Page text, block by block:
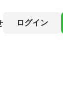
ログイン